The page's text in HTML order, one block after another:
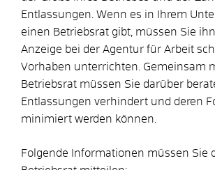
Entlassungen. Wenn es in Ihrem
einen Betriebsrat gibt, müssen Sie
Anzeige bei der Agentur für Arbeit
Vorhaben unterrichten. Gemeinsam
Betriebsrat müssen Sie darüber
Entlassungen verhindert und deren
minimiert werden können.
Folgende Informationen müssen Sie